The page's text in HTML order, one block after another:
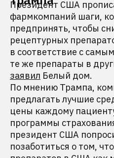
Президент США
фармкомпаний шаги,
предпринять, чтобы
рецептурных
в соответствие с
те же препараты в
заявил Белый дом.
По мнению Трампа,
предлагать лучшие
цены каждому
программы
президент США
позаботиться о том,